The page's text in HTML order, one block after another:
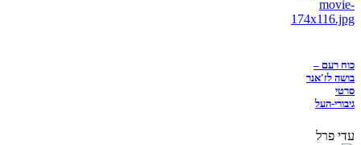
כוח רעם –
בושה לז'אנר
סרטי
גיבורי-העל
עדי פרל